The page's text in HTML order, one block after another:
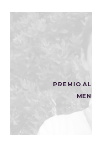
PREMIO
EL CARTEL DE LA